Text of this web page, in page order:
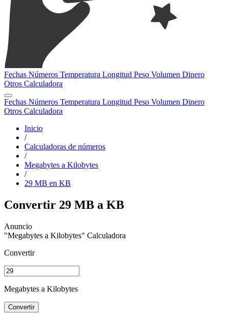
Fechas Números Temperatura Longitud Peso Volumen Dinero
Otros Calculadora
Fechas Números Temperatura Longitud Peso Volumen Dinero
Otros Calculadora
Inicio
/
Calculadoras de números
/
Megabytes a Kilobytes
/
29 MB en KB
Convertir 29 MB a KB
"Megabytes a Kilobytes" Calculadora
Convertir
Megabytes a Kilobytes
Convertir